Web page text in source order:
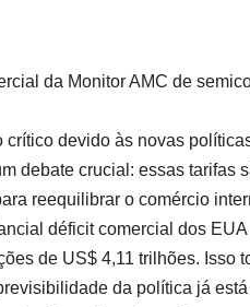
da Monitor AMC de
devido às novas
debate crucial: essas tarifas
reequilibrar o comércio
déficit comercial dos
de US$ 4,11 trilhões. Isso
da política já